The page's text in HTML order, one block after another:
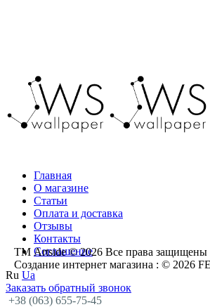
Главная
О магазине
Статьи
Оплата и доставка
Отзывы
Контакты
Соглашение
Ru Ua
Заказать обратный звонок
+38 (063) 655-75-45
ТМ Artside © 2026 Все права защищены
Создание интернет магазина : © 2026